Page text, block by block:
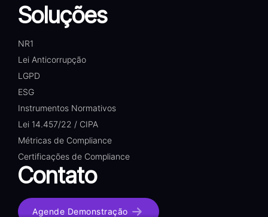
Soluções
NR1
Lei Anticorrupção
LGPD
ESG
Instrumentos Normativos
Lei 14.457/22 / CIPA
Métricas de Compliance
Certificações de Compliance
Contato
Agende Demonstração